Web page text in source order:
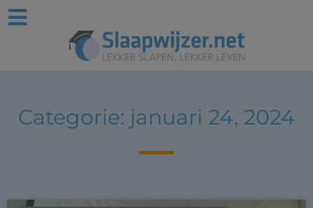
Categorie: januari 24, 2024